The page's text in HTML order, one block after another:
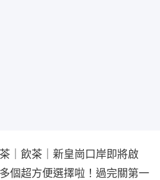
｜飲茶｜新皇崗口岸即將啟
個超方便選擇啦！過完關第一